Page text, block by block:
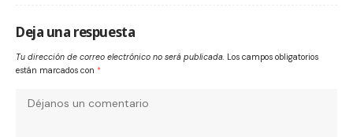
Deja una respuesta
Tu dirección de correo electrónico no será publicada. Los campos obligatorios
están marcados con *